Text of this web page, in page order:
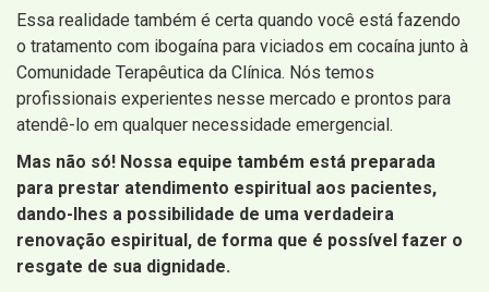
Essa realidade também é certa quando você está fazendo
o tratamento com ibogaína para viciados em cocaína junto à
Comunidade Terapêutica da Clínica. Nós temos
profissionais experientes nesse mercado e prontos para
atendê-lo em qualquer necessidade emergencial.
Mas não só! Nossa equipe também está preparada
para prestar atendimento espiritual aos pacientes,
dando-lhes a possibilidade de uma verdadeira
renovação espiritual, de forma que é possível fazer o
resgate de sua dignidade.